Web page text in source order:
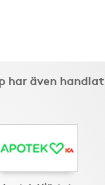
har även handlat